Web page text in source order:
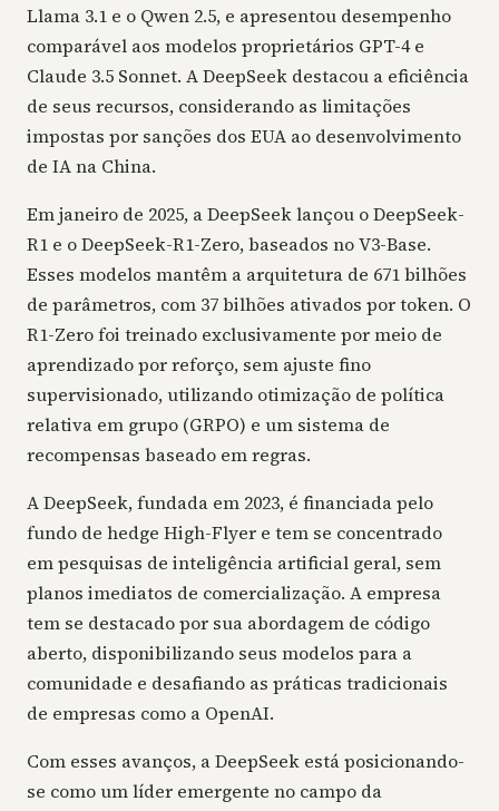
Llama 3.1 e o Qwen 2.5, e apresentou desempenho
comparável aos modelos proprietários GPT-4 e
Claude 3.5 Sonnet. A DeepSeek destacou a eficiência
de seus recursos, considerando as limitações
impostas por sanções dos EUA ao desenvolvimento
de IA na China.
Em janeiro de 2025, a DeepSeek lançou o DeepSeek-
R1 e o DeepSeek-R1-Zero, baseados no V3-Base.
Esses modelos mantêm a arquitetura de 671 bilhões
de parâmetros, com 37 bilhões ativados por token. O
R1-Zero foi treinado exclusivamente por meio de
aprendizado por reforço, sem ajuste fino
supervisionado, utilizando otimização de política
relativa em grupo (GRPO) e um sistema de
recompensas baseado em regras.
A DeepSeek, fundada em 2023, é financiada pelo
fundo de hedge High-Flyer e tem se concentrado
em pesquisas de inteligência artificial geral, sem
planos imediatos de comercialização. A empresa
tem se destacado por sua abordagem de código
aberto, disponibilizando seus modelos para a
comunidade e desafiando as práticas tradicionais
de empresas como a OpenAI.
Com esses avanços, a DeepSeek está posicionando-
se como um líder emergente no campo da